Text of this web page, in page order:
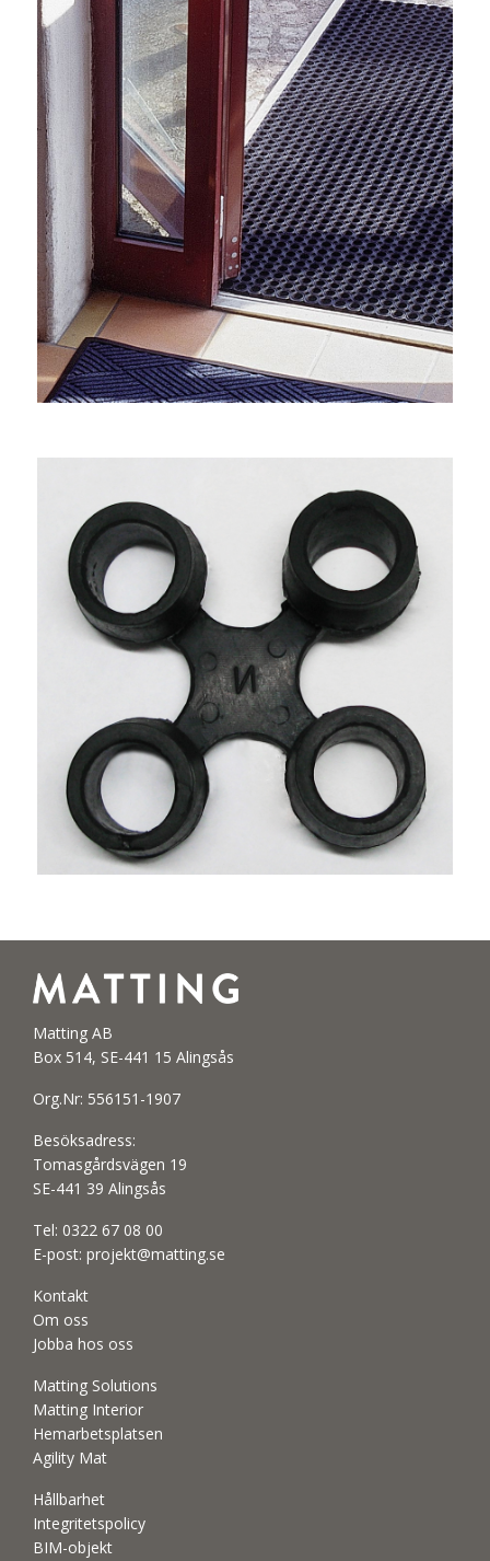
Matting AB
Box 514, SE-441 15 Alingsås
Org.Nr: 556151-1907
Besöksadress:
Tomasgårdsvägen 19
SE-441 39 Alingsås
Tel: 0322 67 08 00
E-post: projekt@matting.se
Kontakt
Om oss
Jobba hos oss
Matting Solutions
Matting Interior
Hemarbetsplatsen
Agility Mat
Hållbarhet
Integritetspolicy
BIM-objekt